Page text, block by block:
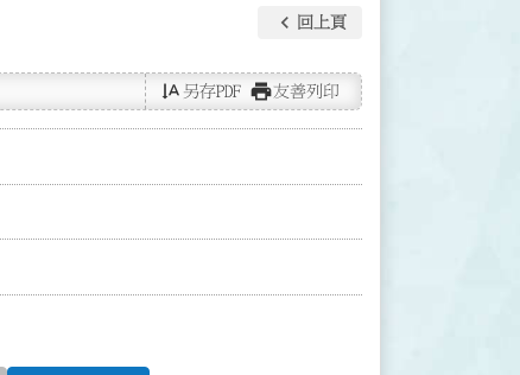
keyboard_arrow_left 回上頁
text_rotate_vertical 另存PDF print友善列印